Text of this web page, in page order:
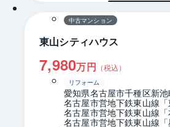
中古マンション
東山シティハウス
7,980万円 （税込）
リフォーム
愛知県名古屋市千種区新
名古屋市営地下鉄東山線
名古屋市営地下鉄東山線
名古屋市営地下鉄東山線